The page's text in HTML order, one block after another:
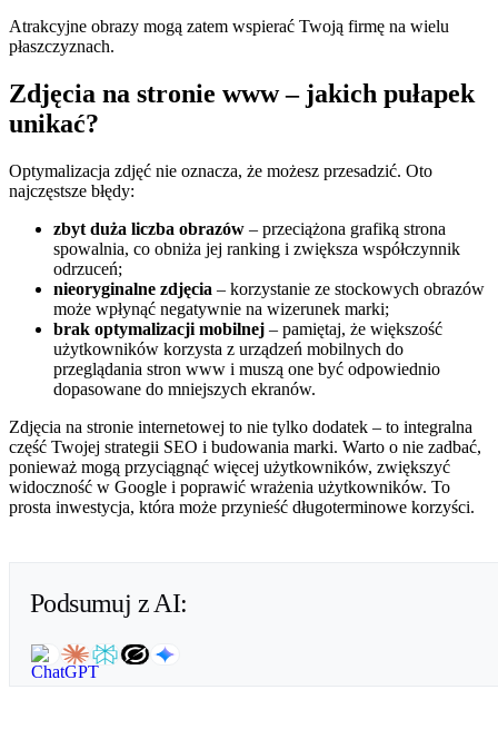
Atrakcyjne obrazy mogą zatem wspierać Twoją firmę na wielu
płaszczyznach.
Zdjęcia na stronie www – jakich pułapek
unikać?
Optymalizacja zdjęć nie oznacza, że możesz przesadzić. Oto
najczęstsze błędy:
zbyt duża liczba obrazów – przeciążona grafiką strona
spowalnia, co obniża jej ranking i zwiększa współczynnik
odrzuceń;
nieoryginalne zdjęcia – korzystanie ze stockowych obrazów
może wpłynąć negatywnie na wizerunek marki;
brak optymalizacji mobilnej – pamiętaj, że większość
użytkowników korzysta z urządzeń mobilnych do
przeglądania stron www i muszą one być odpowiednio
dopasowane do mniejszych ekranów.
Zdjęcia na stronie internetowej to nie tylko dodatek – to integralna
część Twojej strategii SEO i budowania marki. Warto o nie zadbać,
ponieważ mogą przyciągnąć więcej użytkowników, zwiększyć
widoczność w Google i poprawić wrażenia użytkowników. To
prosta inwestycja, która może przynieść długoterminowe korzyści.
Podsumuj z AI: